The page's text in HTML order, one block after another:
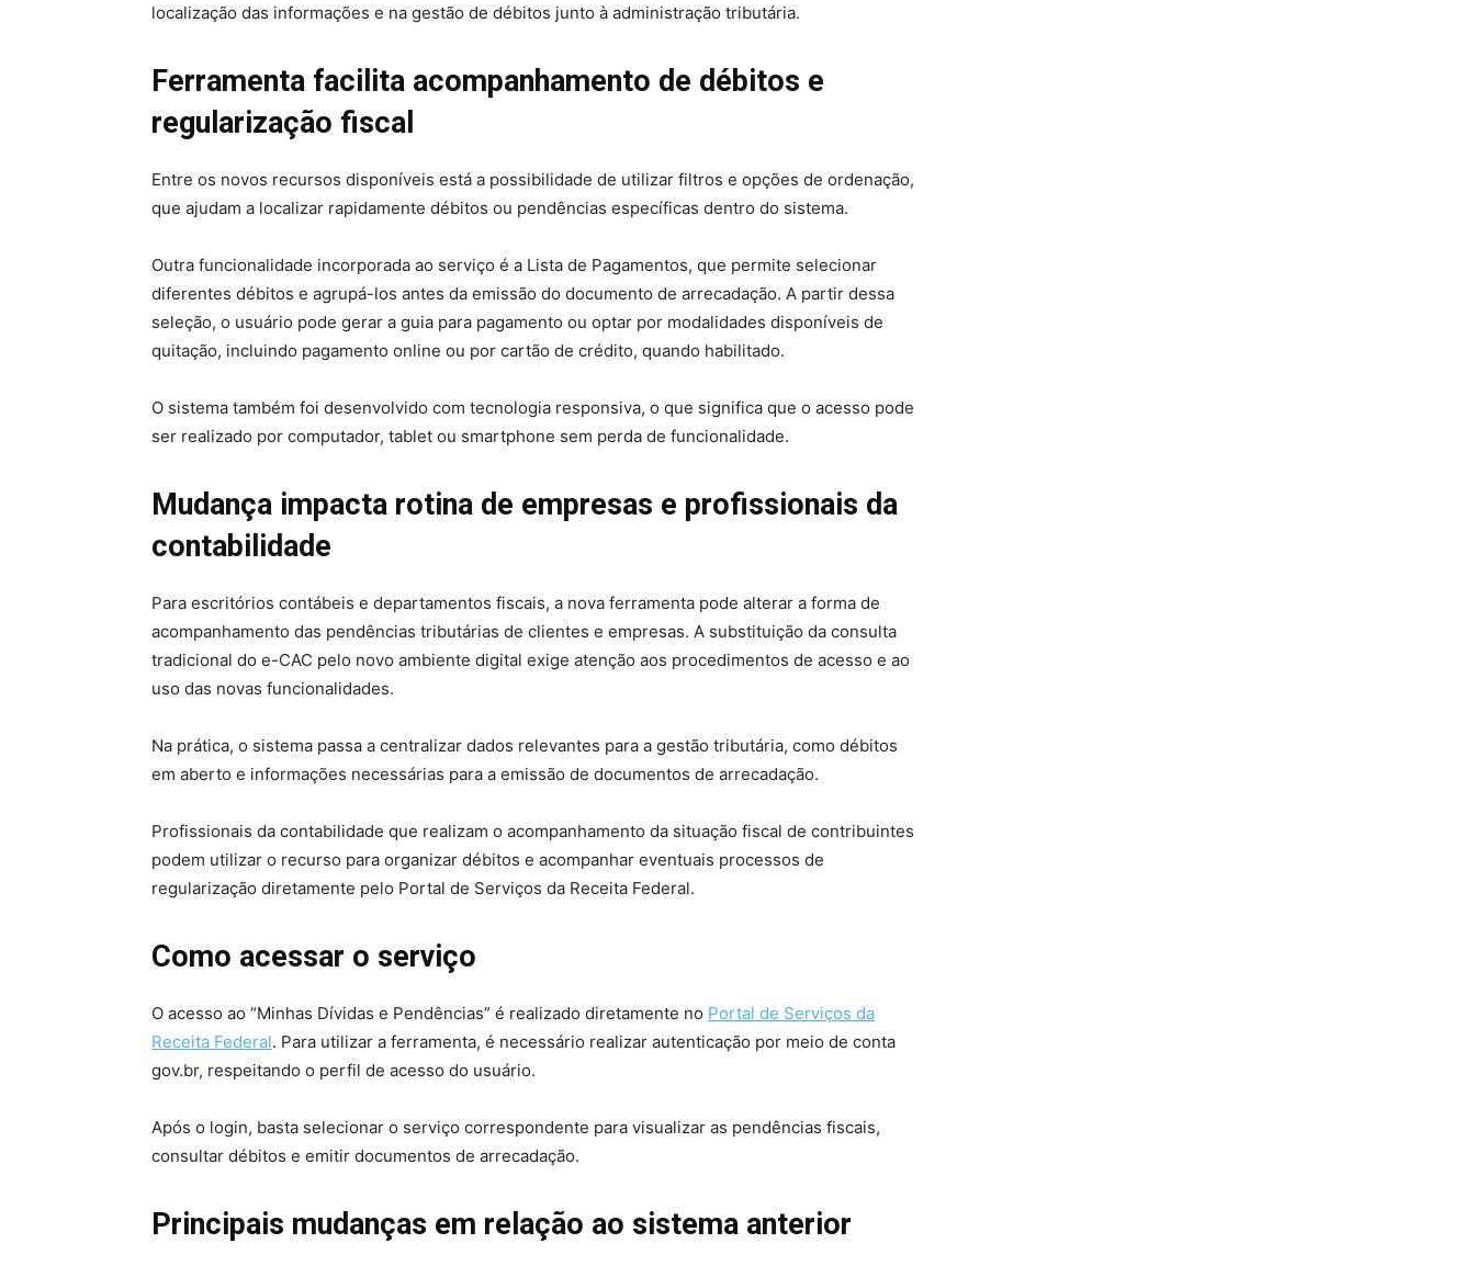
localização das informações e na gestão de débitos junto à administração tributária.
Ferramenta facilita acompanhamento de débitos e
regularização fiscal
Entre os novos recursos disponíveis está a possibilidade de utilizar filtros e opções de ordenação,
que ajudam a localizar rapidamente débitos ou pendências específicas dentro do sistema.
Outra funcionalidade incorporada ao serviço é a Lista de Pagamentos, que permite selecionar
diferentes débitos e agrupá-los antes da emissão do documento de arrecadação. A partir dessa
seleção, o usuário pode gerar a guia para pagamento ou optar por modalidades disponíveis de
quitação, incluindo pagamento online ou por cartão de crédito, quando habilitado.
O sistema também foi desenvolvido com tecnologia responsiva, o que significa que o acesso pode
ser realizado por computador, tablet ou smartphone sem perda de funcionalidade.
Mudança impacta rotina de empresas e profissionais da
contabilidade
Para escritórios contábeis e departamentos fiscais, a nova ferramenta pode alterar a forma de
acompanhamento das pendências tributárias de clientes e empresas. A substituição da consulta
tradicional do e-CAC pelo novo ambiente digital exige atenção aos procedimentos de acesso e ao
uso das novas funcionalidades.
Na prática, o sistema passa a centralizar dados relevantes para a gestão tributária, como débitos
em aberto e informações necessárias para a emissão de documentos de arrecadação.
Profissionais da contabilidade que realizam o acompanhamento da situação fiscal de contribuintes
podem utilizar o recurso para organizar débitos e acompanhar eventuais processos de
regularização diretamente pelo Portal de Serviços da Receita Federal.
Como acessar o serviço
O acesso ao “Minhas Dívidas e Pendências” é realizado diretamente no Portal de Serviços da
Receita Federal. Para utilizar a ferramenta, é necessário realizar autenticação por meio de conta
gov.br, respeitando o perfil de acesso do usuário.
Após o login, basta selecionar o serviço correspondente para visualizar as pendências fiscais,
consultar débitos e emitir documentos de arrecadação.
Principais mudanças em relação ao sistema anterior